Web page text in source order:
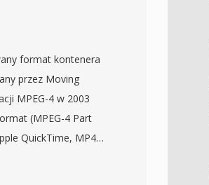
zakres funkcji, w
intra i inter.
rosnie w
smart, rozwiazujac
podczas
glowne serwisy
format kontenera
przez Moving
MPEG-4 w 2003
(MPEG-4 Part
QuickTime, MP4
blokow, zdolna do